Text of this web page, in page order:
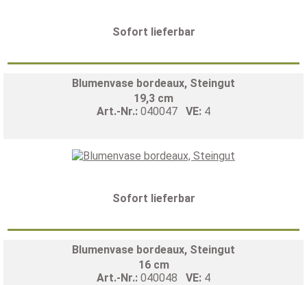
Sofort lieferbar
Blumenvase bordeaux, Steingut
19,3 cm
Art.-Nr.: 040047 VE: 4
Sofort lieferbar
Blumenvase bordeaux, Steingut
16 cm
Art.-Nr.: 040048 VE: 4